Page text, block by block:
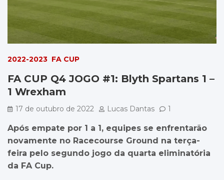
2022-2023 FA CUP
FA CUP Q4 JOGO #1: Blyth Spartans 1 –
1 Wrexham
17 de outubro de 2022 Lucas Dantas 1
Após empate por 1 a 1, equipes se enfrentarão
novamente no Racecourse Ground na terça-
feira pelo segundo jogo da quarta eliminatória
da FA Cup.